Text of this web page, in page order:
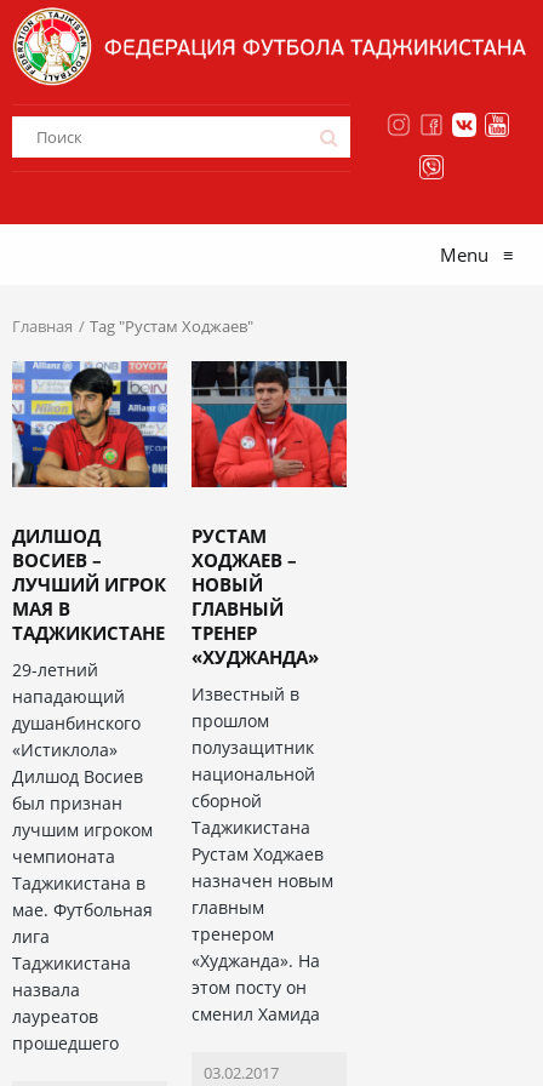
Menu ≡
Главная Tag "Рустам Ходжаев"
ДИЛШОД
ВОСИЕВ –
ЛУЧШИЙ ИГРОК
МАЯ В
ТАДЖИКИСТАНЕ
29-летний
нападающий
душанбинского
«Истиклола»
Дилшод Восиев
был признан
лучшим игроком
чемпионата
Таджикистана в
мае. Футбольная
лига
Таджикистана
назвала
лауреатов
прошедшего
РУСТАМ
ХОДЖАЕВ –
НОВЫЙ
ГЛАВНЫЙ
ТРЕНЕР
«ХУДЖАНДА»
Известный в
прошлом
полузащитник
национальной
сборной
Таджикистана
Рустам Ходжаев
назначен новым
главным
тренером
«Худжанда». На
этом посту он
сменил Хамида
03.02.2017